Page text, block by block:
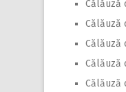
Călăuză
Călăuză
Călăuză
Călăuză
Călăuză